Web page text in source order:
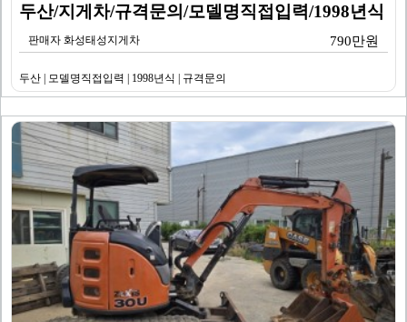
두산/지게차/규격문의/모델명직접입력/1998년식
판매자 화성태성지게차 790만원
두산 | 모델명직접입력 | 1998년식 | 규격문의